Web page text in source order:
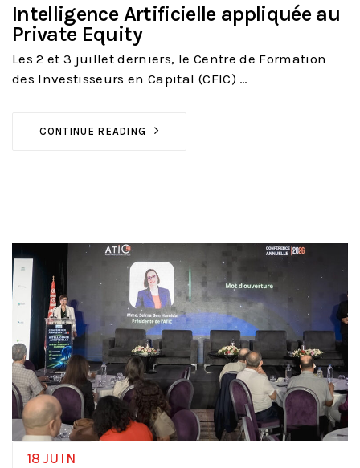
Intelligence Artificielle appliquée au
Private Equity
Les 2 et 3 juillet derniers, le Centre de Formation
des Investisseurs en Capital (CFIC) …
CONTINUE READING
18 JUIN